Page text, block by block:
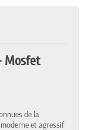
Mosfet
de la
et agressif